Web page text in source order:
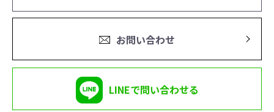
お問い合わせ
LINEで問い合わせる